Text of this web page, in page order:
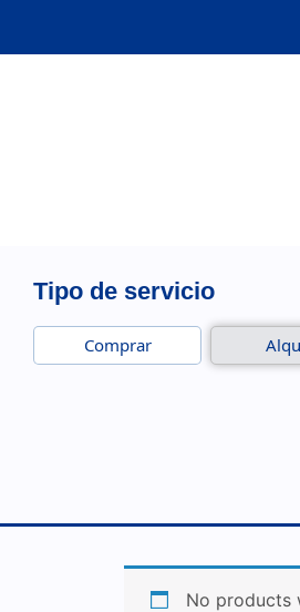
Tipo de servicio
Comprar
No products